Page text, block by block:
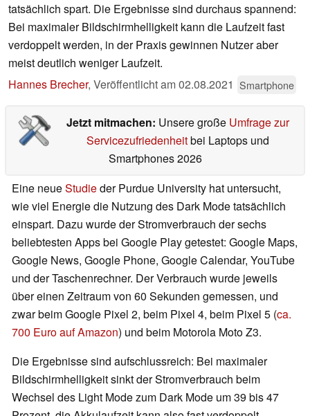
tatsächlich spart. Die Ergebnisse sind durchaus spannend:
Bei maximaler Bildschirmhelligkeit kann die Laufzeit fast
verdoppelt werden, in der Praxis gewinnen Nutzer aber
meist deutlich weniger Laufzeit.
Hannes Brecher, Veröffentlicht am02.08.2021 Smartphone
Jetzt mitmachen: Unsere große Umfrage zur
Servicezufriedenheitbei Laptops und
Smartphones 2026
Eine neueStudieder Purdue University hat untersucht,
wie viel Energie die Nutzung des Dark Mode tatsächlich
einspart. Dazu wurde der Stromverbrauch der sechs
beliebtesten Apps bei Google Play getestet: Google Maps,
Google News, Google Phone, Google Calendar, YouTube
und der Taschenrechner. Der Verbrauch wurde jeweils
über einen Zeitraum von 60 Sekunden gemessen, und
zwar beim Google Pixel 2, beim Pixel 4, beim Pixel 5 (ca.
700 Euro auf Amazon) und beim Motorola Moto Z3.
Die Ergebnisse sind aufschlussreich: Bei maximaler
Bildschirmhelligkeit sinkt der Stromverbrauch beim
Wechsel des Light Mode zum Dark Mode um 39 bis 47